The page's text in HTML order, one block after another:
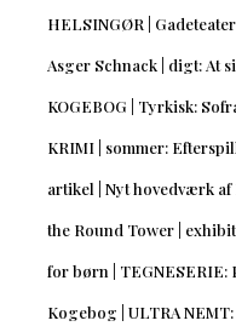
HELSINGØR |
Asger Schnack | digt: At
KOGEBOG | Tyrkisk:
KRIMI | sommer:
artikel | Nyt hovedværk
the Round Tower |
for børn |
Kogebog | ULTRA